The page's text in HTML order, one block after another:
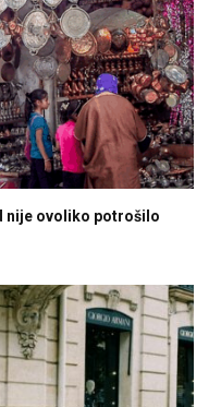
nije ovoliko potrošilo